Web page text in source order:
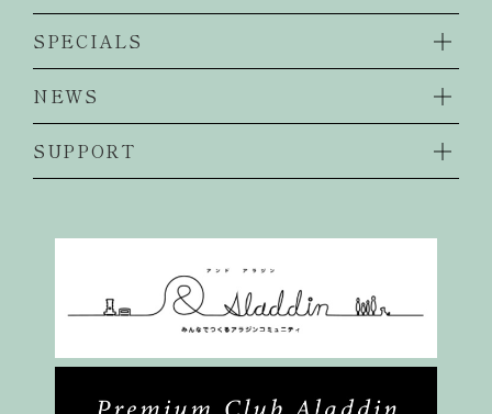
SPECIALS
NEWS
SUPPORT